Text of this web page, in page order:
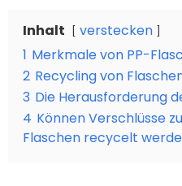
Inhalt
verstecken
1 Merkmale von PP-
2 Recycling von
3 Die Herausforderung
4 Können Verschlüsse
Flaschen recycelt